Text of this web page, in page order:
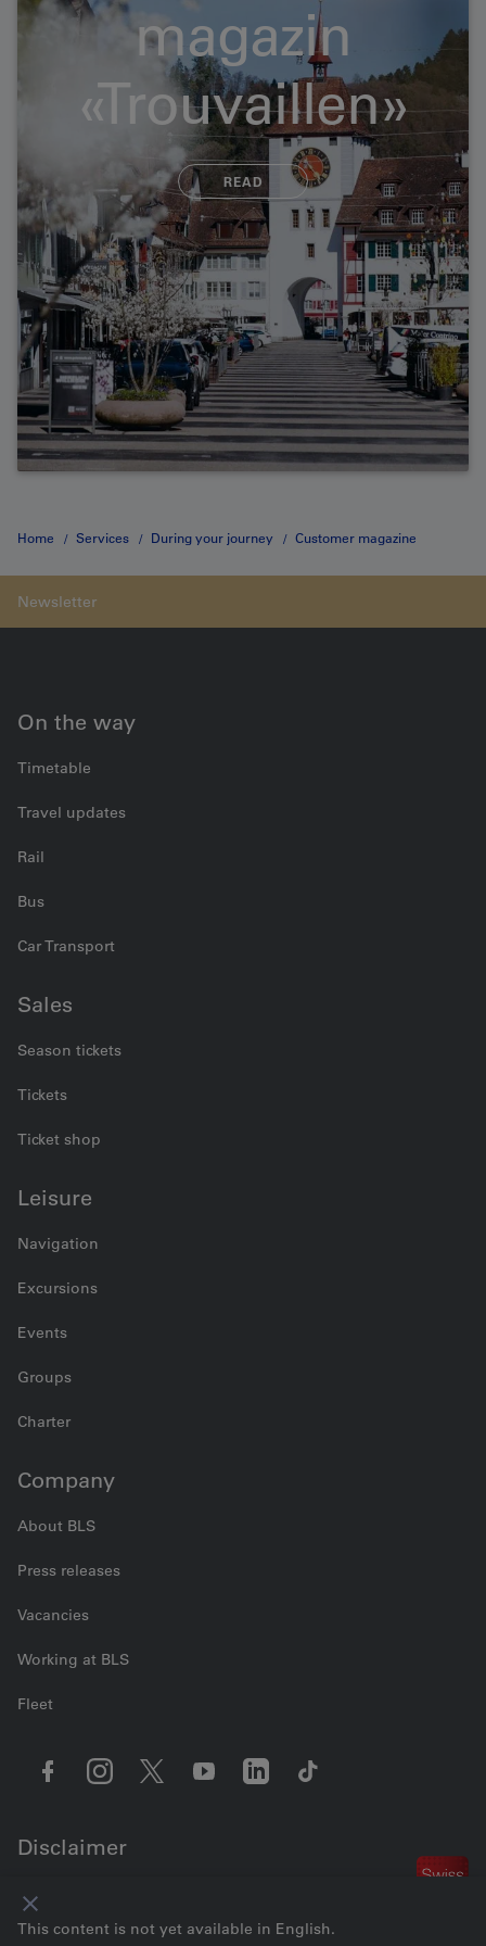
magazin
«Trouvaillen»
READ
Home Services During your journey Customer magazine
On the way
Timetable
Travel updates
Rail
Bus
Car Transport
Sales
Season tickets
Tickets
Ticket shop
Leisure
Navigation
Excursions
Events
Groups
Charter
Company
About BLS
Press releases
Vacancies
Working at BLS
Fleet
Disclaimer
Legal information
Imprint
© 2026 BLS AG
This content is not yet available in English.